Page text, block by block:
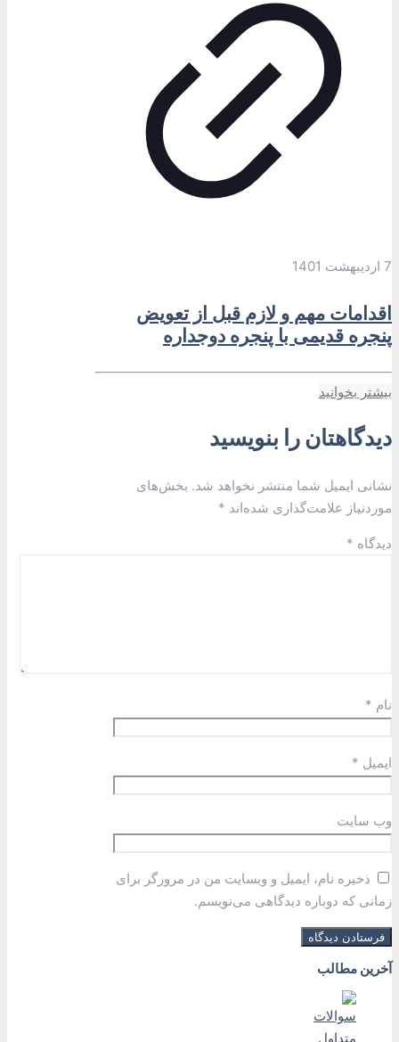
7 اردیبهشت 1401
اقدامات مهم و لازم قبل از تعویض
پنجره قدیمی با پنجره دوجداره
بیشتر بخوانید
دیدگاهتان را بنویسید
نشانی ایمیل شما منتشر نخواهد شد. بخش‌های
موردنیاز علامت‌گذاری شده‌اند *
دیدگاه *
نام *
ایمیل *
وب‌ سایت
ذخیره نام، ایمیل و وبسایت من در مرورگر برای
زمانی که دوباره دیدگاهی می‌نویسم.
آخرین مطالب